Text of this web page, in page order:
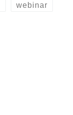
webinar